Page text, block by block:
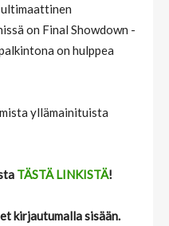
on Final Showdown -
on hulppea
yllämainituista
TÄSTÄ LINKISTÄ!
kirjautumalla sisään.